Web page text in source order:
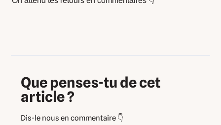
Que penses-tu de cet
article ?